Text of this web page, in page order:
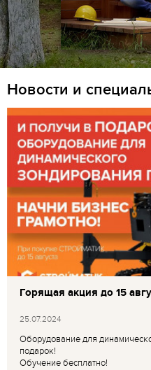
Новости и
Горящая акция до 15
25.07.2024
Оборудование для
подарок!
Обучение бесплатно!